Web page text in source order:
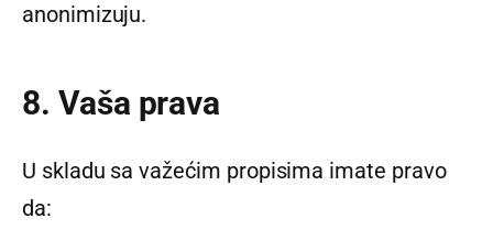
anonimizuju.
8. Vaša prava
U skladu sa važećim propisima imate pravo
da: